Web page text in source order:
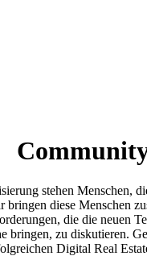
stehen Menschen,
bringen diese Menschen
die die neuen
bringen, zu diskutieren.
Digital Real